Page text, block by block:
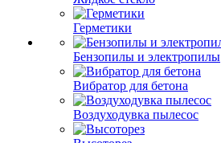
Герметики
Бензопилы и электропилы
Вибратор для бетона
Воздуходувка пылесос